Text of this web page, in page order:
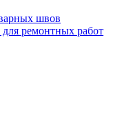
швов
ремонтных работ